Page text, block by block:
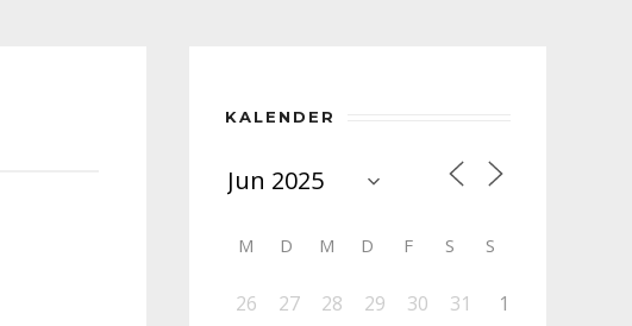
KALENDER
M D M D F S S
26 27 28 29 30 31
1